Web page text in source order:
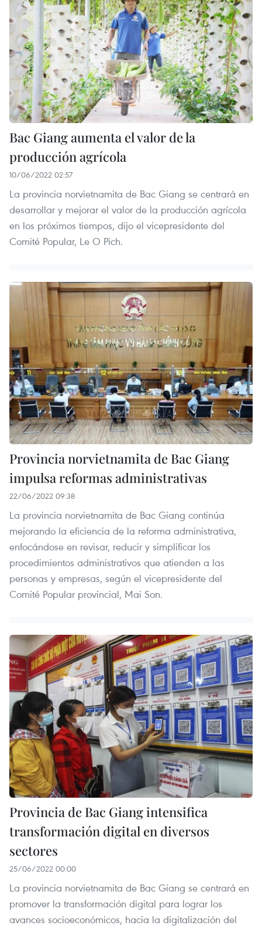
Bac Giang aumenta el valor de la
producción agrícola
10/06/2022 02:57
La provincia norvietnamita de Bac Giang se centrará en
desarrollar y mejorar el valor de la producción agrícola
en los próximos tiempos, dijo el vicepresidente del
Comité Popular, Le O Pich.
Provincia norvietnamita de Bac Giang
impulsa reformas administrativas
22/06/2022 09:38
La provincia norvietnamita de Bac Giang continúa
mejorando la eficiencia de la reforma administrativa,
enfocándose en revisar, reducir y simplificar los
procedimientos administrativos que atienden a las
personas y empresas, según el vicepresidente del
Comité Popular provincial, Mai Son.
Provincia de Bac Giang intensifica
transformación digital en diversos
sectores
25/06/2022 00:00
La provincia norvietnamita de Bac Giang se centrará en
promover la transformación digital para lograr los
avances socioeconómicos, hacia la digitalización del